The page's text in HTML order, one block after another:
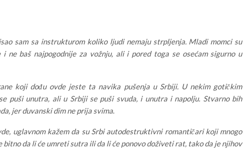
sam sa instrukturom koliko ljudi nemaju strpljenja. Mladi momci su
ne baš najpogodnije za vožnju, ali i pored toga se osećam sigurno u
koji dođu ovde jeste ta navika pušenja u Srbiji. U nekim gotičkim
puši unutra, ali u Srbiji se puši svuda, i unutra i napolju. Stvarno bih
jer duvanski dim ne prija svima.
uglavnom kažem da su Srbi autodestruktivni romantičari koji mnogo
bitno da li će umreti sutra ili da li će ponovo doživeti rat, tako da je njihov